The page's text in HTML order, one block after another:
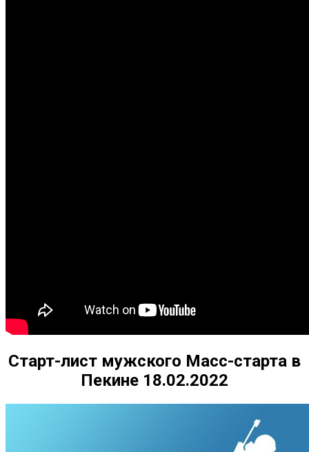
Старт-лист мужского Масс-старта в
Пекине 18.02.2022